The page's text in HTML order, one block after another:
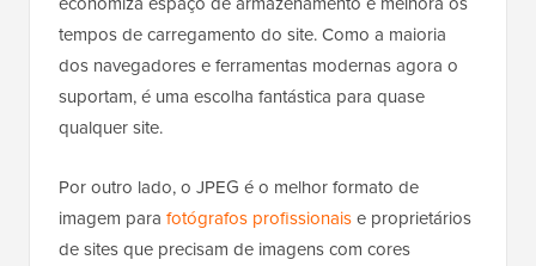
tempos de carregamento do site. Como a maioria
dos navegadores e ferramentas modernas agora o
suportam, é uma escolha fantástica para quase
qualquer site.
Por outro lado, o JPEG é o melhor formato de
imagem para fotógrafos profissionaise proprietários
de sites que precisam de imagens com cores